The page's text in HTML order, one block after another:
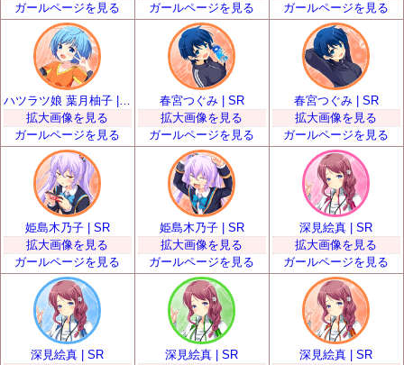
ガールページを見る
ガールページを見る
ガールページを見る
拡大画像を見る
ガールページを見る
春宮つぐみ | SR
拡大画像を見る
ガールページを見る
春宮つぐみ | SR
拡大画像を見る
ガールページを見る
姫島木乃子 | SR
拡大画像を見る
ガールページを見る
姫島木乃子 | SR
拡大画像を見る
ガールページを見る
深見絵真 | SR
拡大画像を見る
ガールページを見る
深見絵真 | SR
深見絵真 | SR
深見絵真 | SR